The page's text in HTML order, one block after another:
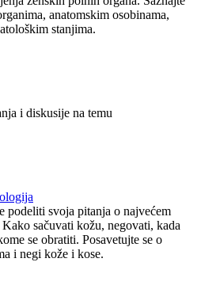
anatomskim osobinama,
stanjima.
i diskusije na temu
podeliti svoja pitanja o najvećem
sačuvati kožu, negovati, kada
se obratiti. Posavetujte se o
i negi kože i kose.